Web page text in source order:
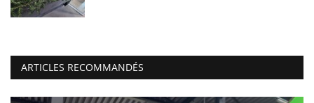
ARTICLES RECOMMANDÉS